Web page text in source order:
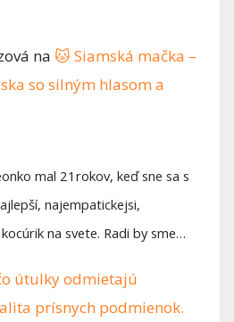
na🐱 Siamská mačka –
so silným hlasom a
mal 21rokov, keď sne sa s
najempatickejsi,
na svete. Radi by sme…
útulky odmietajú
prísnych podmienok.